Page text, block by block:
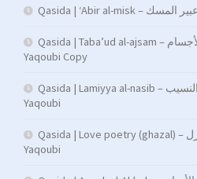
Qasida | Taba’ud al-ajsam – تباعد الأجسام | Sh. Ibrahim al-
Yaqoubi Copy
Qasida | Lamiyya al-nasib – لامية النسيب | Sh. Ibrahim al-
Yaqoubi
Qasida | Love poetry (ghazal) – أبيات في الغزل | Sh. Ibrahim al-
Yaqoubi